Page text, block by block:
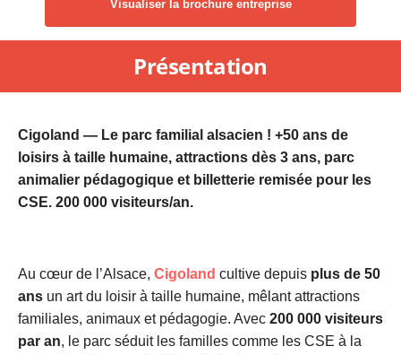
Visualiser la brochure entreprise
Présentation
Cigoland — Le parc familial alsacien ! +50 ans de
loisirs à taille humaine, attractions dès 3 ans, parc
animalier pédagogique et billetterie remisée pour les
CSE. 200 000 visiteurs/an.
Au cœur de l’Alsace, Cigoland cultive depuis plus de 50
ans un art du loisir à taille humaine, mêlant attractions
familiales, animaux et pédagogie. Avec 200 000 visiteurs
par an, le parc séduit les familles comme les CSE à la